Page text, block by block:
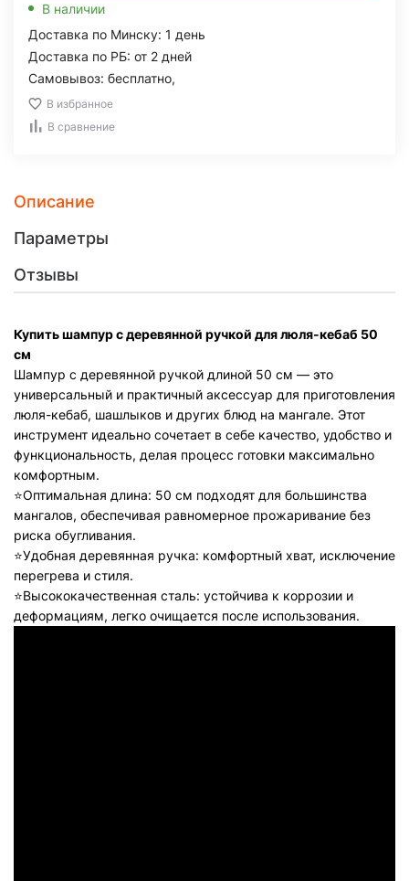
В наличии
Доставка по Минску: 1 день
Доставка по РБ: от 2 дней
Самовывоз: бесплатно,
В избранное
В сравнение
Описание
Параметры
Отзывы
Купить шампур с деревянной ручкой для люля-кебаб 50
см
Шампур с деревянной ручкой длиной 50 см — это
универсальный и практичный аксессуар для приготовления
люля-кебаб, шашлыков и других блюд на мангале. Этот
инструмент идеально сочетает в себе качество, удобство и
функциональность, делая процесс готовки максимально
комфортным.
⭐️Оптимальная длина: 50 см подходят для большинства
мангалов, обеспечивая равномерное прожаривание без
риска обугливания.
⭐️Удобная деревянная ручка: комфортный хват, исключение
перегрева и стиля.
⭐️Высококачественная сталь: устойчива к коррозии и
деформациям, легко очищается после использования.